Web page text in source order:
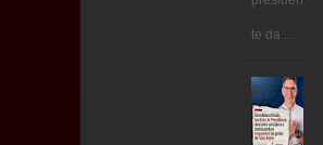
te da ...